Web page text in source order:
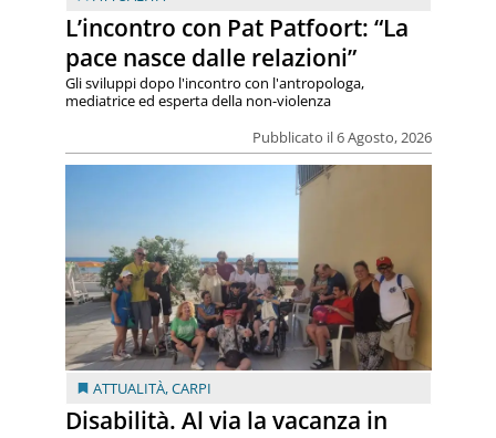
L’incontro con Pat Patfoort: “La
pace nasce dalle relazioni”
Pubblicato il 6 Agosto, 2026
Gli sviluppi dopo l'incontro con l'antropologa,
mediatrice ed esperta della non-violenza
ATTUALITÀ,CARPI
Disabilità. Al via la vacanza in